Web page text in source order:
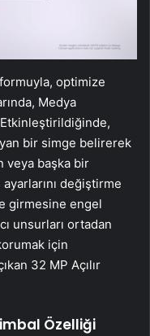
optimize
Medya
bir simge belirerek
veya başka bir
değiştirme
girmesine engel
unsurları ortadan
için
32 MP Açılır
Özelliği